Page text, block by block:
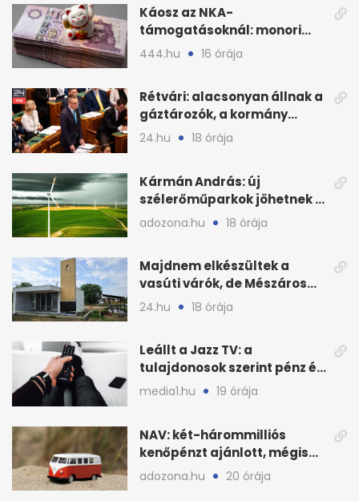
Káosz az NKA-
támogatásoknál: monori
civilek elszámolásai és
444.hu 16 órája
Rétvári: alacsonyan állnak a
gáztározók, a kormány
válságról válságra jut
24.hu 18 órája
Kármán András: új
szélerőműparkok jöhetnek a
kormányülés döntése
adozona.hu 18 órája
Majdnem elkészültek a
vasúti várók, de Mészáros
bizalmasa leromboltatja
24.hu 18 órája
Leállt a Jazz TV: a
tulajdonosok szerint pénz és
szabályok döntöttek
media1.hu 19 órája
NAV: két-hárommilliós
kenőpénzt ajánlott, mégis
lefoglalták a hamis árut
adozona.hu 20 órája